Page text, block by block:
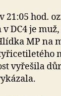
21:05 hod.
DC4 je
MP na
vyřešila